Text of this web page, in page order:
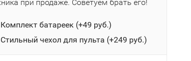
при продаже. Советуем брать его!
Комплект батареек (+49 руб.)
Стильный чехол для пульта (+249 руб.)